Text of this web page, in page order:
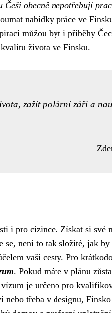
Češi obecně nepotřebují
nabídky práce ve
můžou být i příběhy
života ve Finsku.
zažít polární záři a
i pro cizince. Získat si své
není to tak složité, jak by
vaší cesty. Pro
. Pokud máte v plánu
je určeno pro
nebo třeba v designu,